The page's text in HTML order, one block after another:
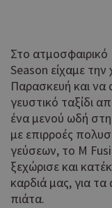
Στο
Season είχαμε
Παρασκευή και
γευστικό ταξίδι
ένα μενού ωδή στη
με επιρροές
γεύσεων, το M
ξεχώρισε και
καρδιά μας, για
πιάτα.